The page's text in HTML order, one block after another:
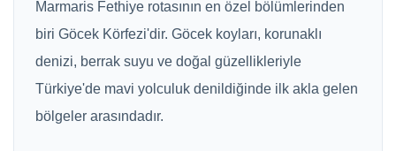
Marmaris Fethiye rotasının en özel bölümlerinden
biri Göcek Körfezi'dir. Göcek koyları, korunaklı
denizi, berrak suyu ve doğal güzellikleriyle
Türkiye'de mavi yolculuk denildiğinde ilk akla gelen
bölgeler arasındadır.